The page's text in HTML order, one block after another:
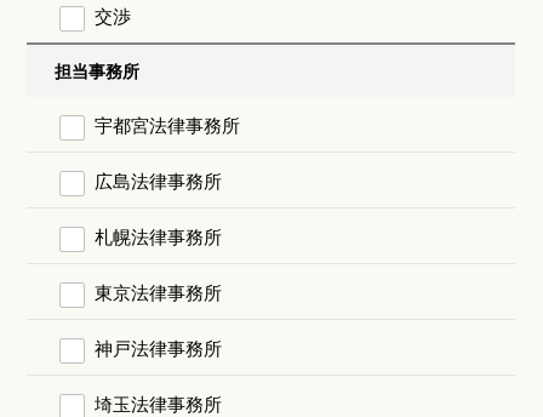
交渉
担当事務所
宇都宮法律事務所
広島法律事務所
札幌法律事務所
東京法律事務所
神戸法律事務所
埼玉法律事務所